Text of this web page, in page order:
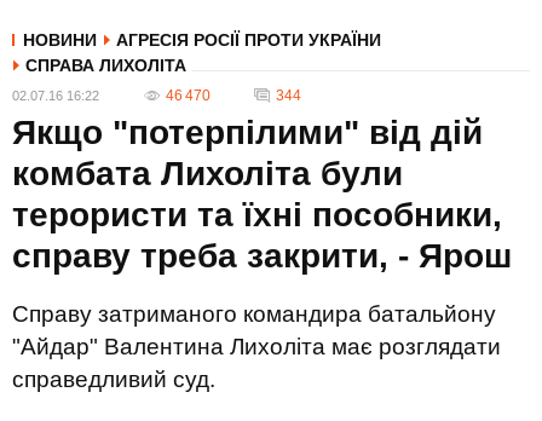
НОВИНИ
АГРЕСІЯ РОСІЇ ПРОТИ УКРАЇНИ
СПРАВА ЛИХОЛІТА
02.07.16 16:22 46 470 344
Якщо "потерпілими" від дій
комбата Лихоліта були
терористи та їхні пособники,
справу треба закрити, - Ярош
Справу затриманого командира батальйону
"Айдар" Валентина Лихоліта має розглядати
справедливий суд.